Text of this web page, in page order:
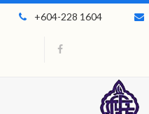
+604-228 1604